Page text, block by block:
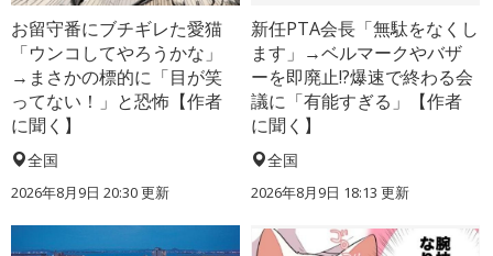
お留守番にブチギレた愛猫
「ウンコしてやろうかな」
→まさかの標的に「目が笑
ってない！」と恐怖【作者
に聞く】
全国
2026年8月9日 20:30更新
新任PTA会長「無駄をなくし
ます」→ベルマークやバザ
ーを即廃止!?爆速で終わる会
議に「有能すぎる」【作者
に聞く】
全国
2026年8月9日 18:13 更新